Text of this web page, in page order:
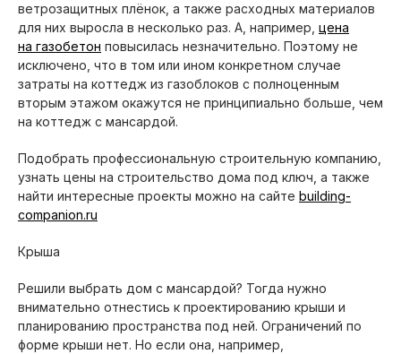
ветрозащитных плёнок, а также расходных материалов
для них выросла в несколько раз. А, например, цена
на газобетон повысилась незначительно. Поэтому не
исключено, что в том или ином конкретном случае
затраты на коттедж из газоблоков с полноценным
вторым этажом окажутся не принципиально больше, чем
на коттедж с мансардой.
Подобрать профессиональную строительную компанию,
узнать цены на строительство дома под ключ, а также
найти интересные проекты можно на сайте building-
companion.ru
Крыша
Решили выбрать дом с мансардой? Тогда нужно
внимательно отнестись к проектированию крыши и
планированию пространства под ней. Ограничений по
форме крыши нет. Но если она, например,